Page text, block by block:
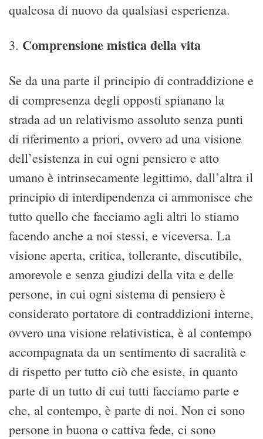
qualcosa di nuovo da qualsiasi esperienza.
3. Comprensione mistica della vita
Se da una parte il principio di contraddizione e
di compresenza degli opposti spianano la
strada ad un relativismo assoluto senza punti
di riferimento a priori, ovvero ad una visione
dell’esistenza in cui ogni pensiero e atto
umano è intrinsecamente legittimo, dall’altra il
principio di interdipendenza ci ammonisce che
tutto quello che facciamo agli altri lo stiamo
facendo anche a noi stessi, e viceversa. La
visione aperta, critica, tollerante, discutibile,
amorevole e senza giudizi della vita e delle
persone, in cui ogni sistema di pensiero è
considerato portatore di contraddizioni interne,
ovvero una visione relativistica, è al contempo
accompagnata da un sentimento di sacralità e
di rispetto per tutto ciò che esiste, in quanto
parte di un tutto di cui tutti facciamo parte e
che, al contempo, è parte di noi. Non ci sono
persone in buona o cattiva fede, ci sono